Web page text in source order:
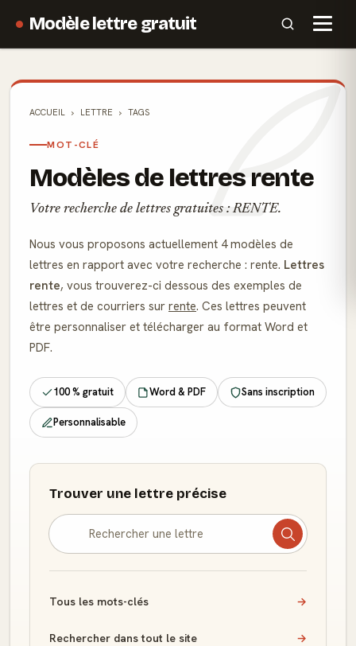
Modèle lettre gratuit
ACCUEIL LETTRE TAGS
MOT-CLÉ
Modèles de lettres rente
Votre recherche de lettres gratuites : RENTE.
Nous vous proposons actuellement 4 modèles de
lettres en rapport avec votre recherche : rente. Lettres
rente, vous trouverez-ci dessous des exemples de
lettres et de courriers sur rente. Ces lettres peuvent
être personnaliser et télécharger au format Word et
PDF.
100 % gratuit Word & PDF Sans inscription
Personnalisable
Trouver une lettre précise
Tous les mots-clés →
Rechercher dans tout le site →